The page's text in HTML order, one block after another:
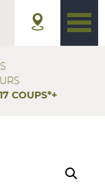
COUPS*+